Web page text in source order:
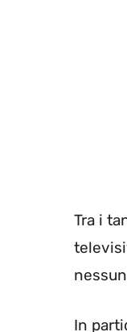
Tra i
In